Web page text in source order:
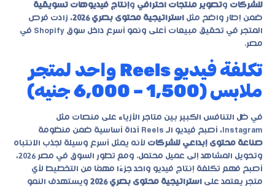
للشركات وتصوير منتجات احترافي وإنتاج فيديوهات تسويقية
ضمن إطار واضح مثل استراتيجية محتوى بصري 2026
، زادت فرص
المتجر في تحقيق مبيعات أعلى ونمو أسرع داخل سوق Shopify في
مصر.
تكلفة فيديو Reels واحد لمتجر
ملابس (1,500 – 6,000 جنيه)
في ظل التنافس الكبير بين متاجر الأزياء على منصات مثل
Instagram، أصبح فيديو الـ Reels أداة أساسية ضمن منظومة
صناعة محتوى إبداعي للشركات لأنه يمثل أسرع وسيلة لجذب الانتباه
وتحويل المشاهد إلى عميل محتمل. ومع تطور السوق في مصر 2026،
أصبح فهم تكلفة إنتاج فيديو واحد جزءًا مهمًا من التخطيط لأي
متجر يعتمد على استراتيجية محتوى بصري 2026
ويستهدف النمو